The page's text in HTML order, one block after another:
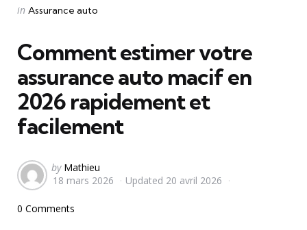
Categories
Posted
in Assurance auto
Comment estimer votre
assurance auto macif en
2026 rapidement et
facilement
Posted
by
by Mathieu
18 mars 2026
Updated 20 avril 2026
0 Comments